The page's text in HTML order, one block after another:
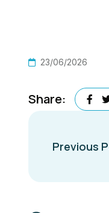
23/06/2026
Share:
Previous